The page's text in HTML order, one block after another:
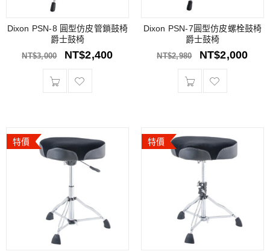
Dixon PSN-8 圓型仿皮管鎖鼓椅
爵士鼓椅
NT$3,000 NT$2,400
Dixon PSN-7圓型仿皮螺栓鼓椅
爵士鼓椅
NT$2,980 NT$2,000
特價 特價